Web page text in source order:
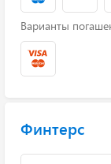
Варианты
Финтерс